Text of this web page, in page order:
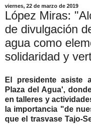
viernes, 22 de marzo de 2019
López Miras:
de divulgación
agua como
solidaridad y
El presidente asiste
Plaza del Agua',
en talleres y
la importancia "de
que el trasvase Tajo-